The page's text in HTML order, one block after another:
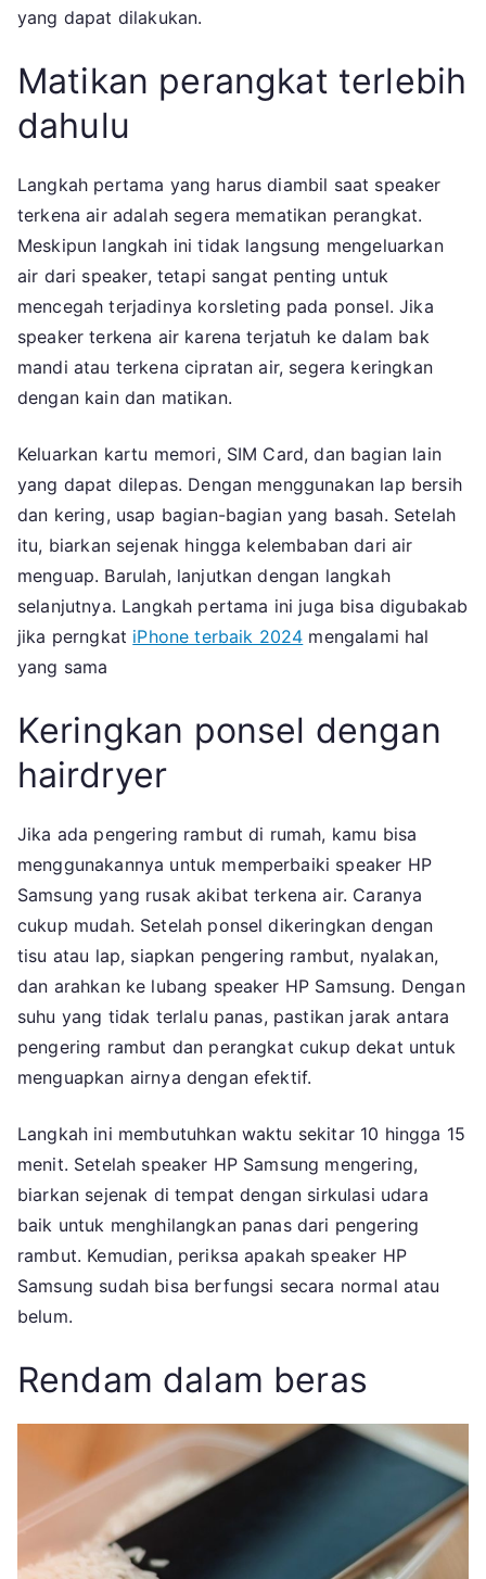
yang dapat dilakukan.
Matikan perangkat terlebih
dahulu
Langkah pertama yang harus diambil saat speaker
terkena air adalah segera mematikan perangkat.
Meskipun langkah ini tidak langsung mengeluarkan
air dari speaker, tetapi sangat penting untuk
mencegah terjadinya korsleting pada ponsel. Jika
speaker terkena air karena terjatuh ke dalam bak
mandi atau terkena cipratan air, segera keringkan
dengan kain dan matikan.
Keluarkan kartu memori, SIM Card, dan bagian lain
yang dapat dilepas. Dengan menggunakan lap bersih
dan kering, usap bagian-bagian yang basah. Setelah
itu, biarkan sejenak hingga kelembaban dari air
menguap. Barulah, lanjutkan dengan langkah
selanjutnya. Langkah pertama ini juga bisa digubakab
jika perngkat iPhone terbaik 2024 mengalami hal
yang sama
Keringkan ponsel dengan
hairdryer
Jika ada pengering rambut di rumah, kamu bisa
menggunakannya untuk memperbaiki speaker HP
Samsung yang rusak akibat terkena air. Caranya
cukup mudah. Setelah ponsel dikeringkan dengan
tisu atau lap, siapkan pengering rambut, nyalakan,
dan arahkan ke lubang speaker HP Samsung. Dengan
suhu yang tidak terlalu panas, pastikan jarak antara
pengering rambut dan perangkat cukup dekat untuk
menguapkan airnya dengan efektif.
Langkah ini membutuhkan waktu sekitar 10 hingga 15
menit. Setelah speaker HP Samsung mengering,
biarkan sejenak di tempat dengan sirkulasi udara
baik untuk menghilangkan panas dari pengering
rambut. Kemudian, periksa apakah speaker HP
Samsung sudah bisa berfungsi secara normal atau
belum.
Rendam dalam beras